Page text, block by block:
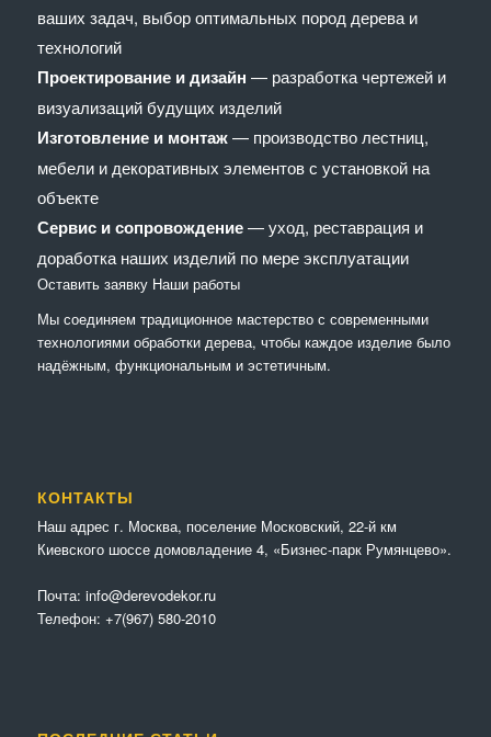
ваших задач, выбор оптимальных пород дерева и
технологий
Проектирование и дизайн — разработка чертежей и
визуализаций будущих изделий
Изготовление и монтаж— производство лестниц,
мебели и декоративных элементов с установкой на
объекте
Сервис и сопровождение— уход, реставрация и
доработка наших изделий по мере эксплуатации
Оставить заявку Наши работы
Мы соединяем традиционное мастерство с современными
технологиями обработки дерева, чтобы каждое изделие было
надёжным, функциональным и эстетичным.
КОНТАКТЫ
Наш адрес г. Москва, поселение Московский, 22-й км
Киевского шоссе домовладение 4, «Бизнес-парк Румянцево».
Почта: info@derevodekor.ru
Телефон: +7(967) 580-2010